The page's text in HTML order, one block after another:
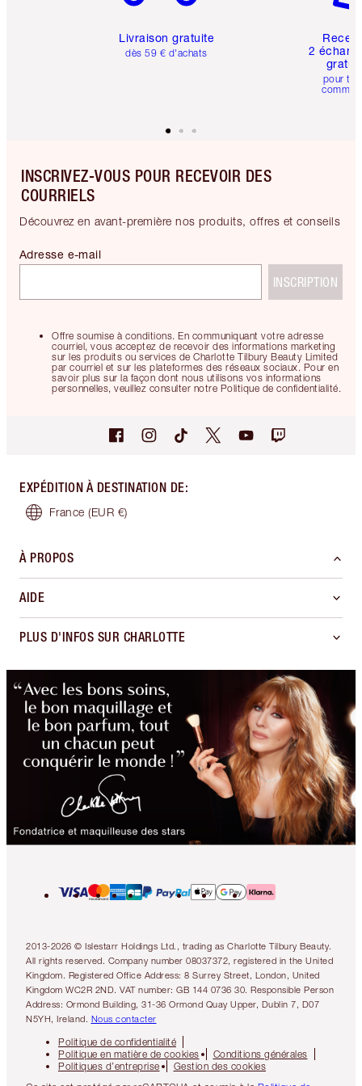
Livraison gratuite
dès 59 € d'achats
2
pour
INSCRIVEZ-VOUS POUR RECEVOIR DES
COURRIELS
Découvrez en avant-première nos produits, offres et conseils
Offre soumise à conditions. En communiquant votre adresse
courriel, vous acceptez de recevoir des informations marketing
sur les produits ou services de Charlotte Tilbury Beauty Limited
par courriel et sur les plateformes des réseaux sociaux. Pour en
savoir plus sur la façon dont nous utilisons vos informations
personnelles, veuillez consulter notre Politique de confidentialité.
Adresse e-mail
INSCRIPTION
EXPÉDITION À DESTINATION DE:
France (EUR €)
À PROPOS
AIDE
PLUS D'INFOS SUR CHARLOTTE
2013-2026 © Islestarr Holdings Ltd., trading as Charlotte Tilbury Beauty.
All rights reserved. Company number 08037372, registered in the United
Kingdom. Registered Office Address: 8 Surrey Street, London, United
Kingdom WC2R 2ND. VAT number: GB 144 0736 30. Responsible Person
Address: Ormond Building, 31-36 Ormond Quay Upper, Dublin 7, D07
N5YH, Ireland.
Nous contacter
Politique de confidentialité
Politique en matière de cookies
Conditions générales
Politiques d’entreprise
Gestion des cookies